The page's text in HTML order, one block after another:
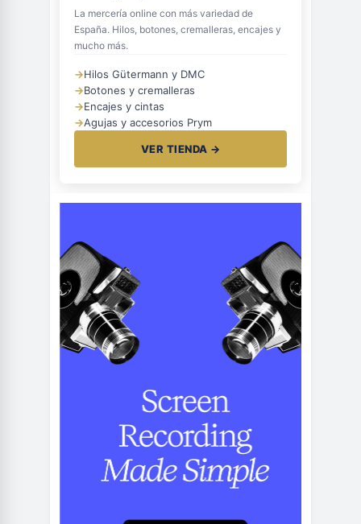
La mercería online con más variedad de
España. Hilos, botones, cremalleras, encajes y
mucho más.
→Hilos Gütermann y DMC
→Botones y cremalleras
→Encajes y cintas
→Agujas y accesorios Prym
VER TIENDA →